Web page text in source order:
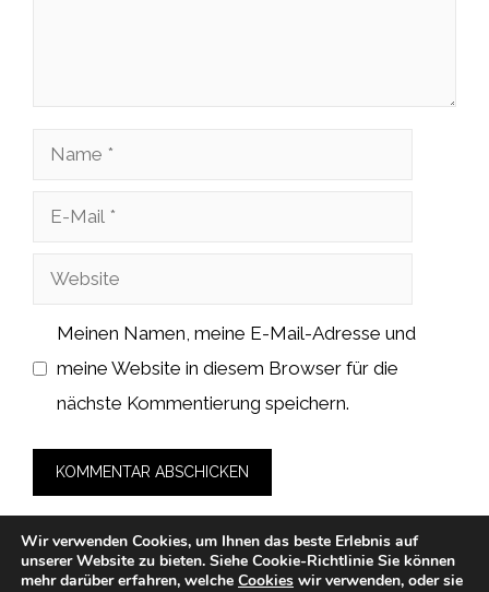
Name
Website
Meinen Namen, meine E-Mail-Adresse und
meine Website in diesem Browser für die
nächste Kommentierung speichern.
Wir verwenden Cookies, um Ihnen das beste Erlebnis auf
unserer Website zu bieten. Siehe Cookie-Richtlinie Sie können
mehr darüber erfahren, welche Cookies wir verwenden, oder sie